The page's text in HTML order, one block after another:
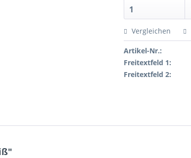
1
Vergleichen
Artikel-Nr.:
Freitextfeld 1:
Freitextfeld 2: